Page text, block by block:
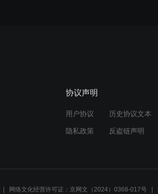
协议声明
用户协议 历史协议文本
隐私政策 反盗链声明
网络文化经营许可证：京网文（2024）0368-017号